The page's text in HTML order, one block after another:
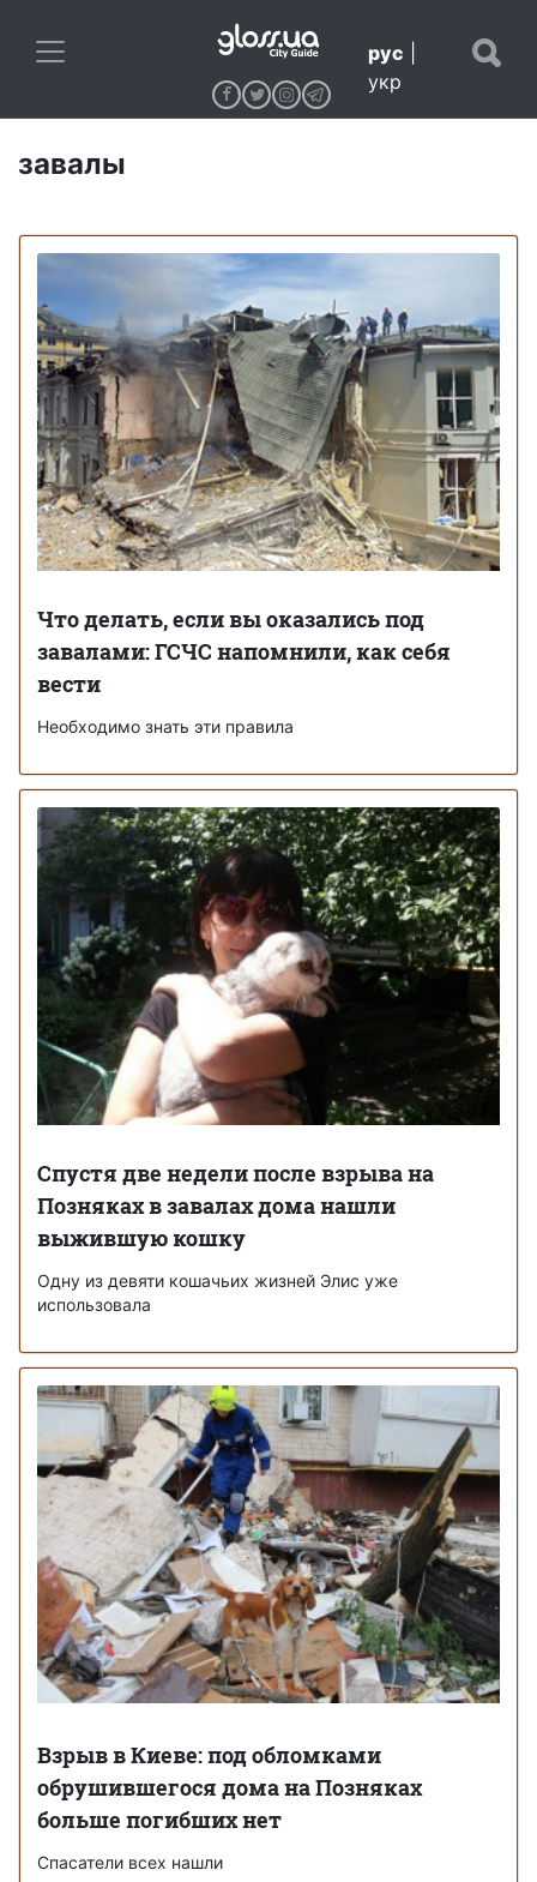
рус
укр
завалы
Что делать, если вы оказались под
завалами: ГСЧС напомнили, как себя
вести
Необходимо знать эти правила
Спустя две недели после взрыва на
Позняках в завалах дома нашли
выжившую кошку
Одну из девяти кошачьих жизней Элис уже
использовала
Взрыв в Киеве: под обломками
обрушившегося дома на Позняках
больше погибших нет
Спасатели всех нашли